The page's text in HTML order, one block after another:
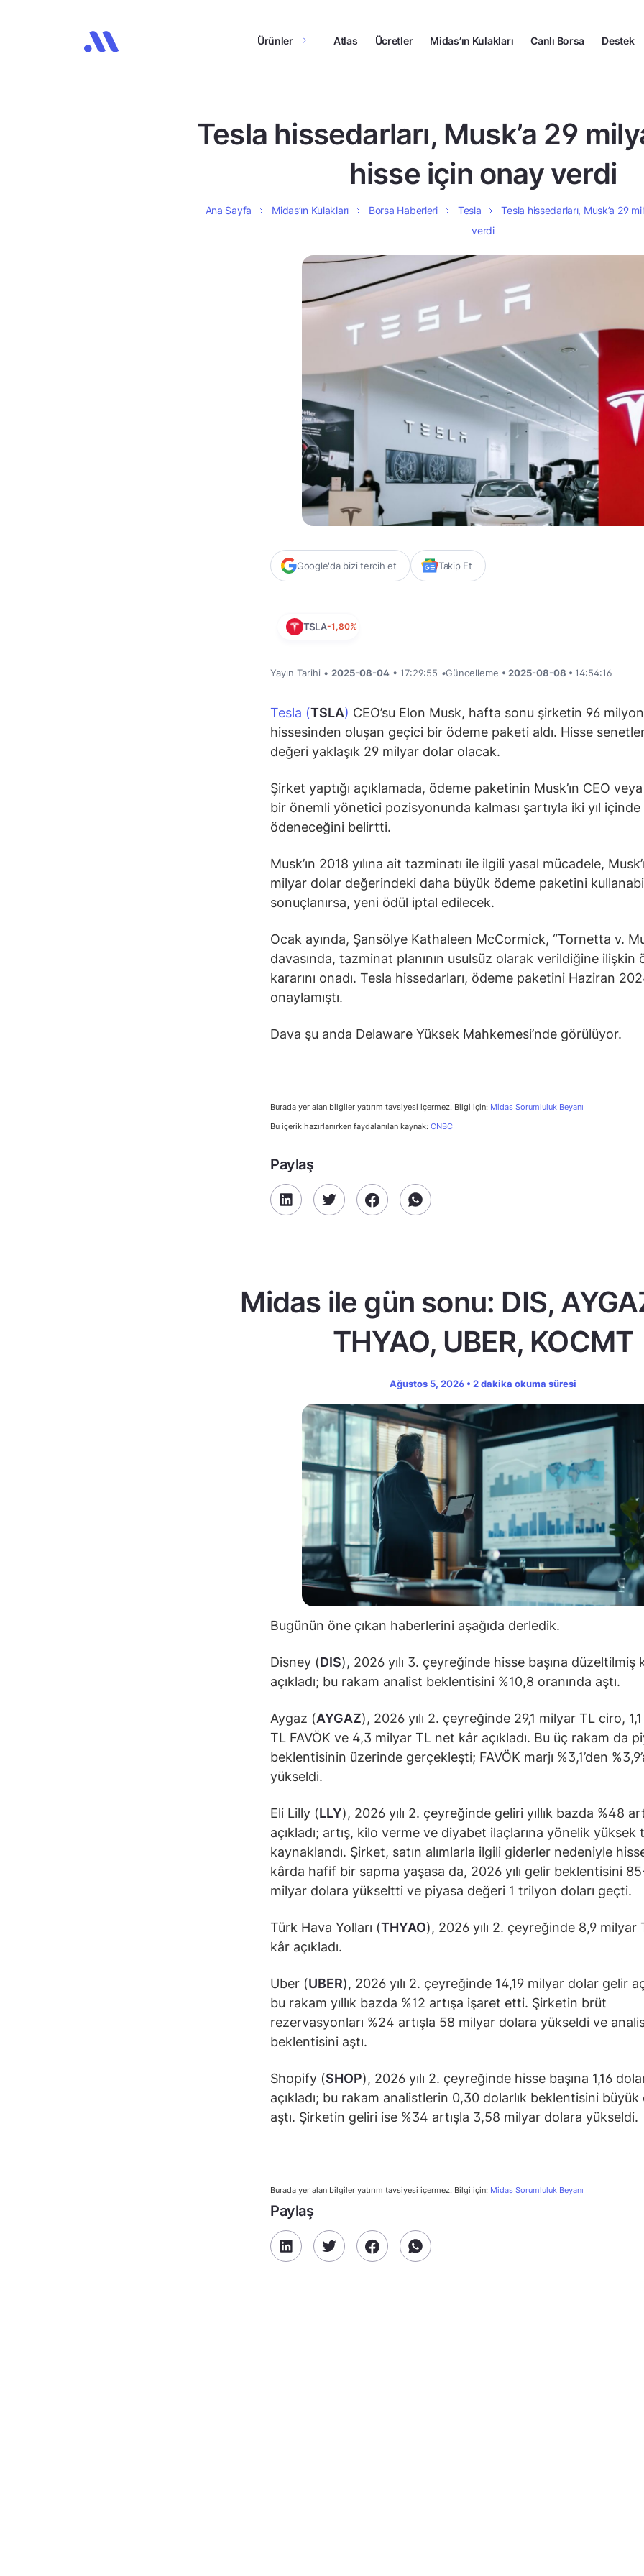
Ürünler Atlas Ücretler Midas’ın Kulakları Canlı Borsa Destek
Tesla hissedarları, Musk’a 29
hisse için onay verdi
Ana Sayfa Midas’ın Kulakları Borsa Haberleri Tesla
Tesla hissedarları, Musk’a 29
verdi
Google'da bizi tercih et Takip Et
TSLA-1,80%
Yayın Tarihi • 2025-08-04 • 17:29:55 •Güncelleme • 2025-08-08 • 14:54:16
Tesla (TSLA) CEO’su Elon Musk, hafta sonu şirketin 96 milyon
hissesinden oluşan geçici bir ödeme paketi aldı. Hisse
değeri yaklaşık 29 milyar dolar olacak.
Şirket yaptığı açıklamada, ödeme paketinin Musk’ın CEO
bir önemli yönetici pozisyonunda kalması şartıyla iki yıl içinde
ödeneceğini belirtti.
Musk’ın 2018 yılına ait tazminatı ile ilgili yasal mücadele,
milyar dolar değerindeki daha büyük ödeme paketini
sonuçlanırsa, yeni ödül iptal edilecek.
Ocak ayında, Şansölye Kathaleen McCormick, “Tornetta v.
davasında, tazminat planının usulsüz olarak verildiğine ilişkin
kararını onadı. Tesla hissedarları, ödeme paketini Haziran
onaylamıştı.
Dava şu anda Delaware Yüksek Mahkemesi’nde görülüyor.
Burada yer alan bilgiler yatırım tavsiyesi içermez. Bilgi için: Midas Sorumluluk Beyanı
Bu içerik hazırlanırken faydalanılan kaynak: CNBC
Paylaş
Midas ile gün sonu: DIS,
THYAO, UBER, KOCMT
Ağustos 5, 2026 • 2 dakika okuma süresi
Bugünün öne çıkan haberlerini aşağıda derledik.
Disney (DIS), 2026 yılı 3. çeyreğinde hisse başına düzeltilmiş
açıkladı; bu rakam analist beklentisini %10,8 oranında aştı.
Aygaz (AYGAZ), 2026 yılı 2. çeyreğinde 29,1 milyar TL ciro,
TL FAVÖK ve 4,3 milyar TL net kâr açıkladı. Bu üç rakam da
beklentisinin üzerinde gerçekleşti; FAVÖK marjı %3,1’den
yükseldi.
Eli Lilly (LLY), 2026 yılı 2. çeyreğinde geliri yıllık bazda %48
açıkladı; artış, kilo verme ve diyabet ilaçlarına yönelik yüksek
kaynaklandı. Şirket, satın alımlarla ilgili giderler nedeniyle
kârda hafif bir sapma yaşasa da, 2026 yılı gelir beklentisini
milyar dolara yükseltti ve piyasa değeri 1 trilyon doları geçti.
Türk Hava Yolları (THYAO), 2026 yılı 2. çeyreğinde 8,9 milyar
kâr açıkladı.
Uber (UBER), 2026 yılı 2. çeyreğinde 14,19 milyar dolar gelir
bu rakam yıllık bazda %12 artışa işaret etti. Şirketin brüt
rezervasyonları %24 artışla 58 milyar dolara yükseldi ve
beklentisini aştı.
Shopify (SHOP), 2026 yılı 2. çeyreğinde hisse başına 1,16
açıkladı; bu rakam analistlerin 0,30 dolarlık beklentisini büyük
aştı. Şirketin geliri ise %34 artışla 3,58 milyar dolara yükseldi.
Burada yer alan bilgiler yatırım tavsiyesi içermez. Bilgi için: Midas Sorumluluk Beyanı
Paylaş